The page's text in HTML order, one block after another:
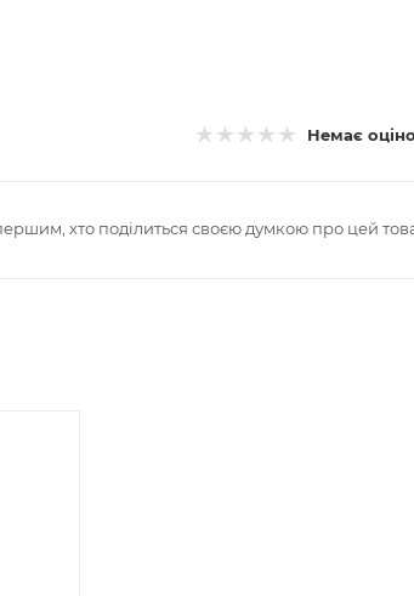
Немає
хто поділиться своєю думкою про цей